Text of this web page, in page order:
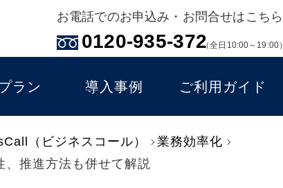
お電話でのお申込み・お問合せはこちら
0120-935-372（全日10:00～19:00）
ラン 導入事例 ご利用ガイド
（ビジネスコール）
業務効率化
、推進方法も併せて解説